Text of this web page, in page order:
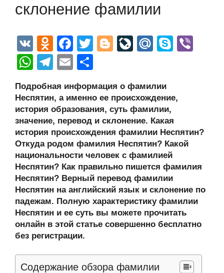
склонение фамилии
V
K
O
d
n
o
kl
a
ss
ni
ki
F
a
c
e
b
o
o
k
T
er
Bl
g
er
Li
J
o
ur
n
al
M
u
S
e
W
at
s
A
p
p
T
e
gr
a
m
E
ail р
а
в
и
ть
Подробная информация о фамилии
Неспятин, а именно ее происхождение,
история образования, суть фамилии,
значение, перевод и склонение. Какая
история происхождения фамилии Неспятин?
Откуда родом фамилия Неспятин? Какой
национальности человек с фамилией
Неспятин? Как правильно пишется фамилия
Неспятин? Верный перевод фамилии
Неспятин на английский язык и склонение по
падежам. Полную характеристику фамилии
Неспятин и ее суть вы можете прочитать
онлайн в этой статье совершенно бесплатно
без регистрации.
Содержание обзора фамилии